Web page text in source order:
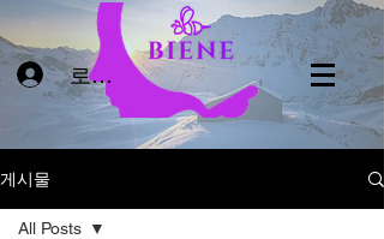
로그인
게시물
All Posts